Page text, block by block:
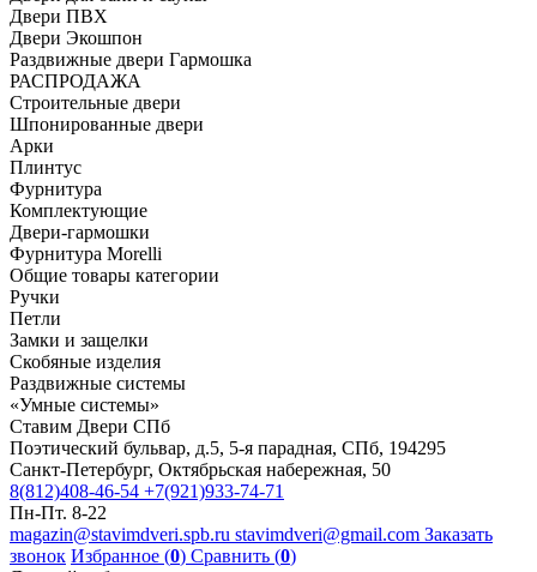
Двери ПВХ
Двери Экошпон
Раздвижные двери Гармошка
РАСПРОДАЖА
Строительные двери
Шпонированные двери
Арки
Плинтус
Фурнитура
Комплектующие
Двери-гармошки
Фурнитура Morelli
Общие товары категории
Ручки
Петли
Замки и защелки
Скобяные изделия
Раздвижные системы
«Умные системы»
Ставим Двери СПб
Поэтический бульвар, д.5, 5-я парадная, СПб, 194295
Санкт-Петербург, Октябрьская набережная, 50
8(812)408-46-54 +7(921)933-74-71
Пн-Пт. 8-22
magazin@stavimdveri.spb.ru stavimdveri@gmail.com Заказать
звонок Избранное (0) Сравнить (0)